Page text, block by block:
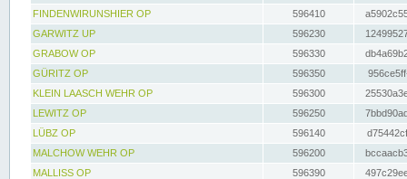
FINDENWIRUNSHIER OP
596410
GARWITZ UP
596230
GRABOW OP
596330
GÜRITZ OP
596350
KLEIN LAASCH WEHR OP
596300
LEWITZ OP
596250
LÜBZ OP
596140
MALCHOW WEHR OP
596200
MALLISS OP
596390